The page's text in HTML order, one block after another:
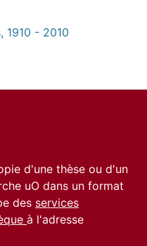
1910 - 2010
d'une thèse ou d'un
uO dans un format
des services
à l'adresse